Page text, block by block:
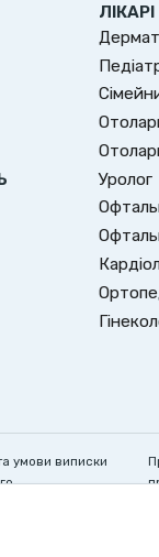
ЛІКАРІ
Уролог
умови виписки